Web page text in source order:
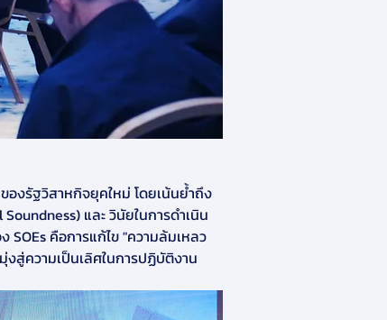
ของรัฐวิสาหกิจยุคใหม่ โดยเน้นย้ำถึง
และ วินัยในการดำเนิน
คือการแก้ไข "ความล้มเหลว
สู่ความเป็นเลิศในการปฏิบัติงาน